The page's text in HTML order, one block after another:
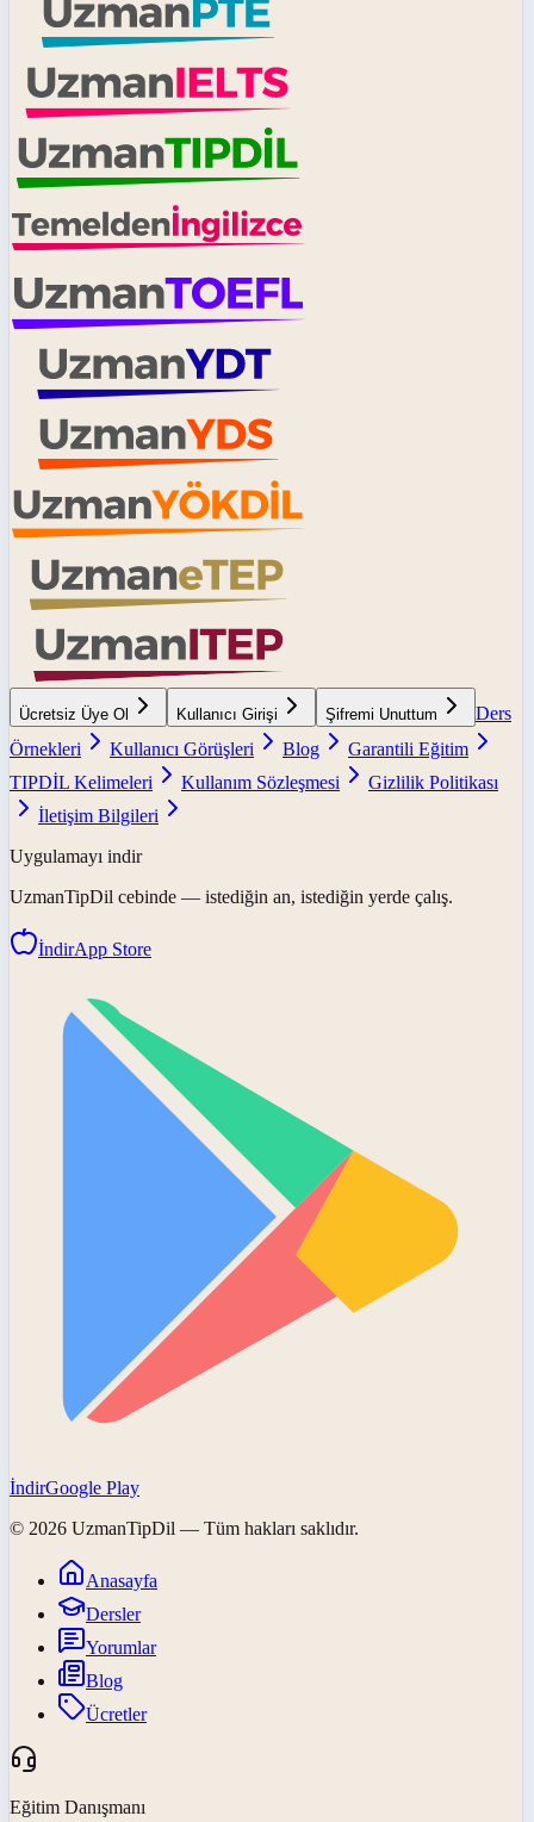
Ücretsiz Üye Ol Kullanıcı Girişi Şifremi Unuttum
Ders
Örnekleri
Kullanıcı Görüşleri Blog
Garantili Eğitim
TIPDİL Kelimeleri
Kullanım Sözleşmesi
Gizlilik Politikası
İletişim Bilgileri
Uygulamayı indir
UzmanTipDil cebinde — istediğin an, istediğin yerde çalış.
İndirApp Store
İndirGoogle Play
© 2026 UzmanTipDil — Tüm hakları saklıdır.
Anasayfa
Dersler
Yorumlar
Blog
Ücretler
Eğitim Danışmanı